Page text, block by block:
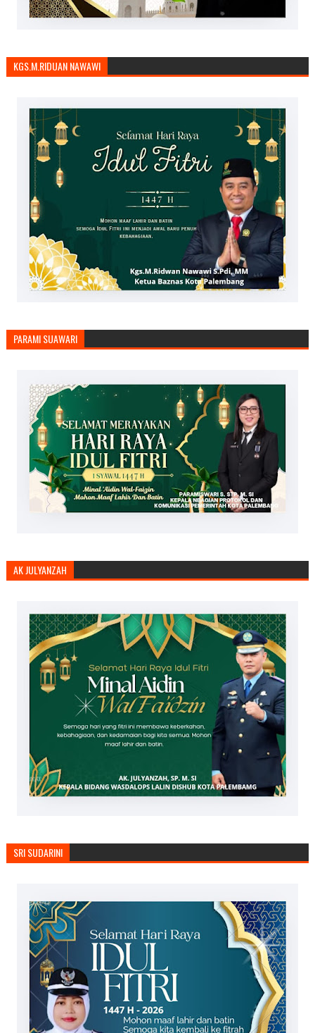
KGS.M.RIDUAN NAWAWI
PARAMI SUAWARI
AK JULYANZAH
SRI SUDARINI